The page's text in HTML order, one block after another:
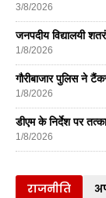
3/8/2026
जनपदीय विद्यालयी
1/8/2026
गौरीबाजार पुलिस ने
1/8/2026
डीएम के निर्देश पर
1/8/2026
राजनीति